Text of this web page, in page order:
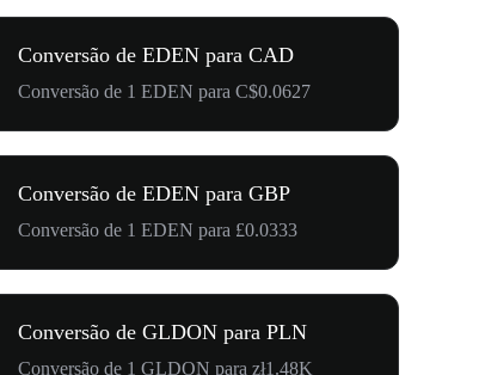
Conversão de EDEN para CAD
Conversão de 1 EDEN para C$0.0627
Conversão de EDEN para GBP
Conversão de 1 EDEN para £0.0333
Conversão de GLDON para PLN
Conversão de 1 GLDON para zł1.48K